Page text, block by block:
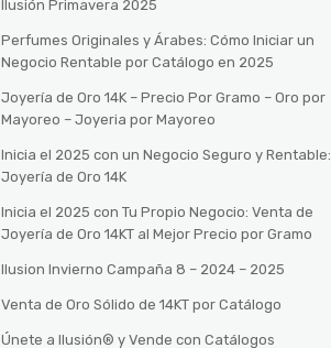
Ilusión Primavera 2025
Perfumes Originales y Árabes: Cómo Iniciar un
Negocio Rentable por Catálogo en 2025
Joyería de Oro 14K – Precio Por Gramo – Oro por
Mayoreo – Joyeria por Mayoreo
Inicia el 2025 con un Negocio Seguro y Rentable:
Joyería de Oro 14K
Inicia el 2025 con Tu Propio Negocio: Venta de
Joyería de Oro 14KT al Mejor Precio por Gramo
Ilusion Invierno Campaña 8 – 2024 – 2025
Venta de Oro Sólido de 14KT por Catálogo
Únete a Ilusión® y Vende con Catálogos